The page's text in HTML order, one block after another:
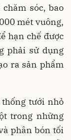
sóc, bao
mét vuông,
hạn chế được
phải sử dụng
ra sản phẩm
tưới nhỏ
trong những
phân bón tối